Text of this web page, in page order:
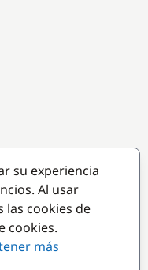
su experiencia
Al usar
las cookies de
cookies.
más